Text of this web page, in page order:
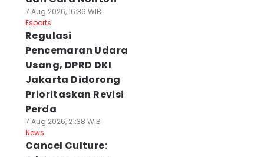
7 Aug 2026, 16:36 WIB
Esports
Regulasi
Pencemaran Udara
Usang, DPRD DKI
Jakarta Didorong
Prioritaskan Revisi
Perda
7 Aug 2026, 21:38 WIB
News
Cancel Culture: